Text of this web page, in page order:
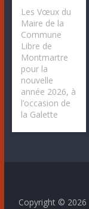
Les Vœux du
Maire de la
Commune
Libre de
Montmartre
pour la
nouvelle
année 2026, à
l’occasion de
la Galette
Copyright © 2026